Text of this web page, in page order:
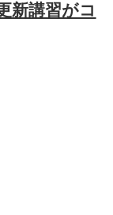
新講習がコ